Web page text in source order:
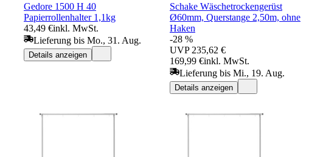
Gedore 1500 H 40
Papierrollenhalter 1,1kg
43,49 €inkl. MwSt.
Lieferung bis Mo., 31. Aug.
Details anzeigen
Schake Wäschetrockengerüst
Ø60mm, Querstange 2,50m, ohne
Haken
-28 %
UVP 235,62 €
169,99 €inkl. MwSt.
Lieferung bis Mi., 19. Aug.
Details anzeigen